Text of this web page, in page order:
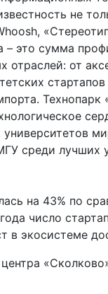
не
– это сумма
отраслей: от
Технопарк
среди лучших
на 43% по
число
в экосистеме